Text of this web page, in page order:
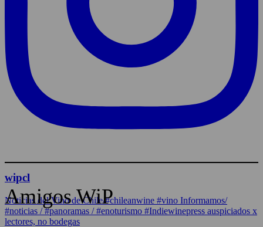
wipcl
Noticias del Vino de Chile/#chileanwine #vino Informamos/
#noticias / #panoramas / #enoturismo #Indiewinepress auspiciados x
lectores, no bodegas
Amigos WiP